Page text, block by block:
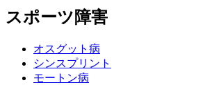
スポーツ障害
オスグット病
シンスプリント
モートン病